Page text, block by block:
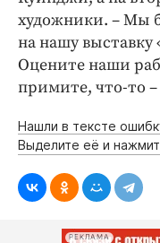
художники. – Мы
на нашу
Оцените наши
примите, что-то
Нашли в тексте
Выделите её и
РЕКЛАМА